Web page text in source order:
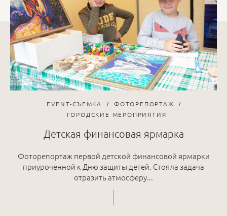
EVENT-СЪЕМКА
ФОТОРЕПОРТАЖ
ГОРОДСКИЕ МЕРОПРИЯТИЯ
Детская финансовая ярмарка
Фоторепортаж первой детской финансовой ярмарки
приуроченной к Дню защиты детей. Стояла задача
отразить атмосферу...